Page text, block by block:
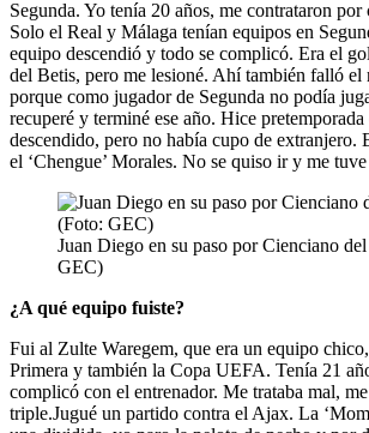
Segunda. Yo tenía 20 años, me contrataron por
Solo el Real y Málaga tenían equipos en
equipo descendió y todo se complicó. Era el
del Betis, pero me lesioné. Ahí también falló el
porque como jugador de Segunda no podía
recuperé y terminé ese año. Hice
descendido, pero no había cupo de extranjero.
el ‘Chengue’ Morales. No se quiso ir y me
Juan Diego en su paso por Cienciano
GEC)
¿A qué equipo fuiste?
Fui al Zulte Waregem, que era un equipo
Primera y también la Copa UEFA. Tenía 21
complicó con el entrenador. Me trataba mal,
triple.Jugué un partido contra el Ajax. La